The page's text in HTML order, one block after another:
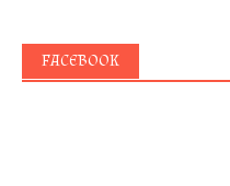
FACEBOOK